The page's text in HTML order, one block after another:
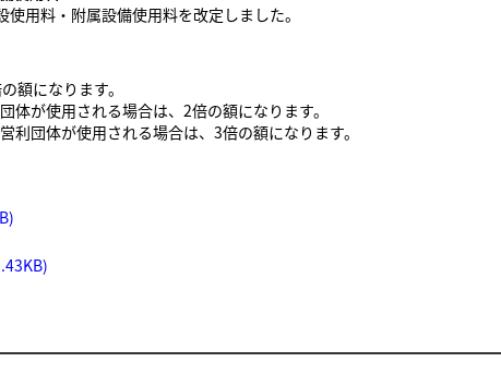
用料・附属設備使用料を改定しました。
額になります。
が使用される場合は、2倍の額になります。
団体が使用される場合は、3倍の額になります。